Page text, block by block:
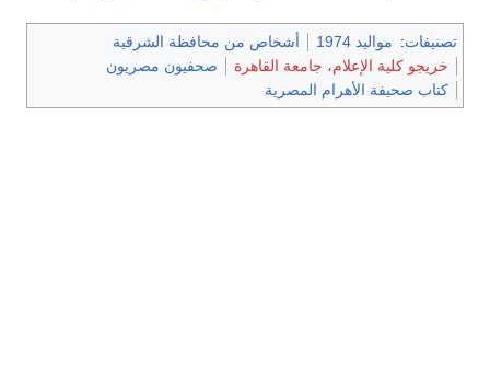
تصنيفات: مواليد 1974
أشخاص من محافظة الشرقية
خريجو كلية الإعلام، جامعة القاهرة
صحفيون مصريون
كتاب صحيفة الأهرام المصرية